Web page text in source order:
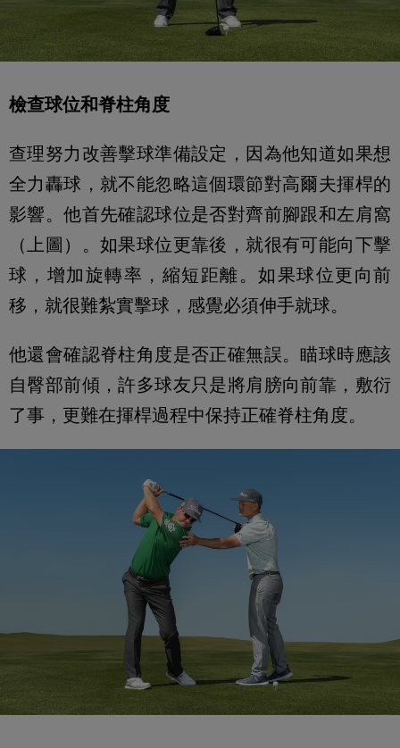
檢查球位和脊柱角度
查理努力改善擊球準備設定，因為他知道如果想
全力轟球，就不能忽略這個環節對高爾夫揮桿的
影響。他首先確認球位是否對齊前腳跟和左肩窩
（上圖）。如果球位更靠後，就很有可能向下擊
球，增加旋轉率，縮短距離。如果球位更向前
移，就很難紮實擊球，感覺必須伸手就球。
他還會確認脊柱角度是否正確無誤。瞄球時應該
自臀部前傾，許多球友只是將肩膀向前靠，敷衍
了事，更難在揮桿過程中保持正確脊柱角度。